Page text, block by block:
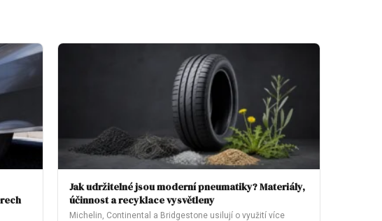
Jak udržitelné jsou moderní pneumatiky? Materiály,
účinnost a recyklace vysvětleny
Michelin, Continental a Bridgestone usilují o využití více